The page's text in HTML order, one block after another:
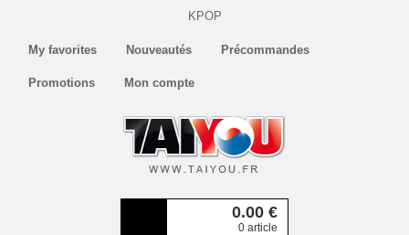
KPOP
My favorites Nouveautés Précommandes
Promotions Mon compte
0.00 €
0 article